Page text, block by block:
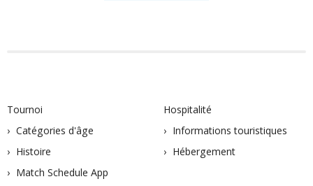
Tournoi
Catégories d'âge
Histoire
Match Schedule App
Hospitalité
Informations touristiques
Hébergement